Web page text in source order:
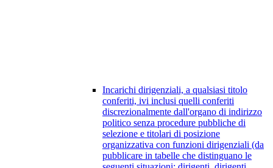
Incarichi dirigenziali, a qualsiasi titolo
conferiti, ivi inclusi quelli conferiti
discrezionalmente dall'organo di indirizzo
politico senza procedure pubbliche di
selezione e titolari di posizione
organizzativa con funzioni dirigenziali (da
pubblicare in tabelle che distinguano le